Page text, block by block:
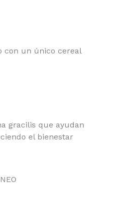
con un único cereal
gracilis que ayudan
el bienestar